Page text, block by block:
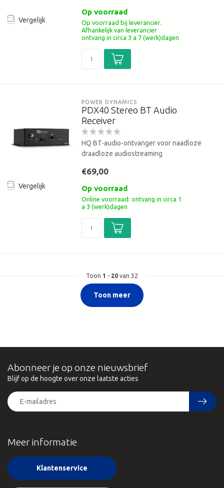
Vergelijk
Op voorraad
Op voorraad bij leverancier.
Afhankelijk van leverancier
ontvang in circa 3 a 7 (werk)dagen
Vergelijk
POWER DYNAMICS
PDX40 Stereo BT Audio
Receiver
HQ BT-audio-ontvanger voor naadloze
draadloze audiostreaming
€69,00
Op voorraad
Online voorraad: ontvang in circa 1
a 3 (werk)dagen
Toon 1 - 20 van 32
Toon meer
Meer informatie
Klantenservice
Abonneer je op onze nieuwsbrief
Blijf op de hoogte over onze laatste acties